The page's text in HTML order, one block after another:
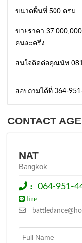
ขนาดพื้นที่ 500 ตรม.
ขายราคา
คนละครึ่ง
สนใจติดต่อคุณนัท
สอบถามได้ที่ 064-
CONTACT
NAT
Bangkok
: 064-951-
line :